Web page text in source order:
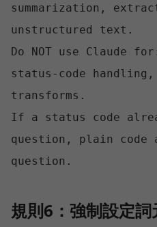
summarization,
unstructured text.
Do NOT use Claude
status-code
transforms.
If a status code
question, plain code
規則6：強制設定